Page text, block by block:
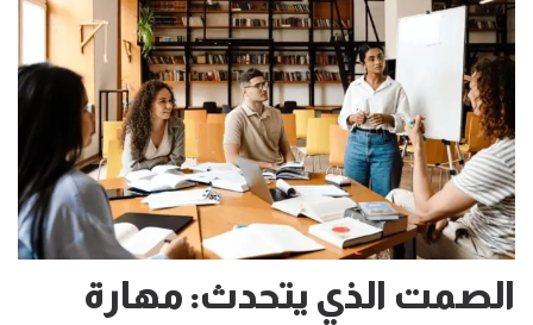
الصمت الذي يتحدث: مهارة